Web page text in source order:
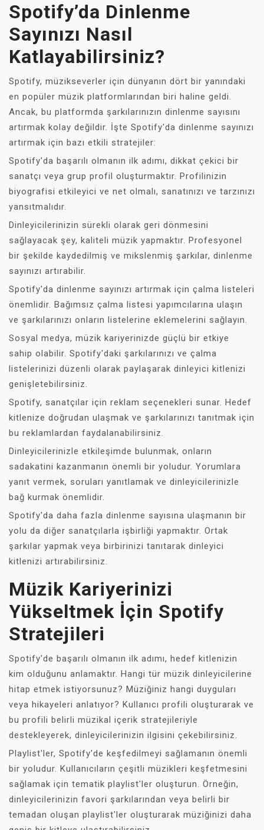
Spotify’da Dinlenme
Sayınızı Nasıl
Katlayabilirsiniz?
Spotify, müzikseverler için dünyanın dört bir yanındaki
en popüler müzik platformlarından biri haline geldi.
Ancak, bu platformda şarkılarınızın dinlenme sayısını
artırmak kolay değildir. İşte Spotify'da dinlenme sayınızı
artırmak için bazı etkili stratejiler:
Spotify'da başarılı olmanın ilk adımı, dikkat çekici bir
sanatçı veya grup profil oluşturmaktır. Profilinizin
biyografisi etkileyici ve net olmalı, sanatınızı ve tarzınızı
yansıtmalıdır.
Dinleyicilerinizin sürekli olarak geri dönmesini
sağlayacak şey, kaliteli müzik yapmaktır. Profesyonel
bir şekilde kaydedilmiş ve mikslenmiş şarkılar, dinlenme
sayınızı artırabilir.
Spotify'da dinlenme sayınızı artırmak için çalma listeleri
önemlidir. Bağımsız çalma listesi yapımcılarına ulaşın
ve şarkılarınızı onların listelerine eklemelerini sağlayın.
Sosyal medya, müzik kariyerinizde güçlü bir etkiye
sahip olabilir. Spotify'daki şarkılarınızı ve çalma
listelerinizi düzenli olarak paylaşarak dinleyici kitlenizi
genişletebilirsiniz.
Spotify, sanatçılar için reklam seçenekleri sunar. Hedef
kitlenize doğrudan ulaşmak ve şarkılarınızı tanıtmak için
bu reklamlardan faydalanabilirsiniz.
Dinleyicilerinizle etkileşimde bulunmak, onların
sadakatini kazanmanın önemli bir yoludur. Yorumlara
yanıt vermek, soruları yanıtlamak ve dinleyicilerinizle
bağ kurmak önemlidir.
Spotify'da daha fazla dinlenme sayısına ulaşmanın bir
yolu da diğer sanatçılarla işbirliği yapmaktır. Ortak
şarkılar yapmak veya birbirinizi tanıtarak dinleyici
kitlenizi artırabilirsiniz.
Müzik Kariyerinizi
Yükseltmek İçin Spotify
Stratejileri
Spotify'de başarılı olmanın ilk adımı, hedef kitlenizin
kim olduğunu anlamaktır. Hangi tür müzik dinleyicilerine
hitap etmek istiyorsunuz? Müziğiniz hangi duyguları
veya hikayeleri anlatıyor? Kullanıcı profili oluşturarak ve
bu profili belirli müzikal içerik stratejileriyle
destekleyerek, dinleyicilerinizin ilgisini çekebilirsiniz.
Playlist'ler, Spotify'de keşfedilmeyi sağlamanın önemli
bir yoludur. Kullanıcıların çeşitli müzikleri keşfetmesini
sağlamak için tematik playlist'ler oluşturun. Örneğin,
dinleyicilerinizin favori şarkılarından veya belirli bir
temadan oluşan playlist'ler oluşturarak müziğinizi daha